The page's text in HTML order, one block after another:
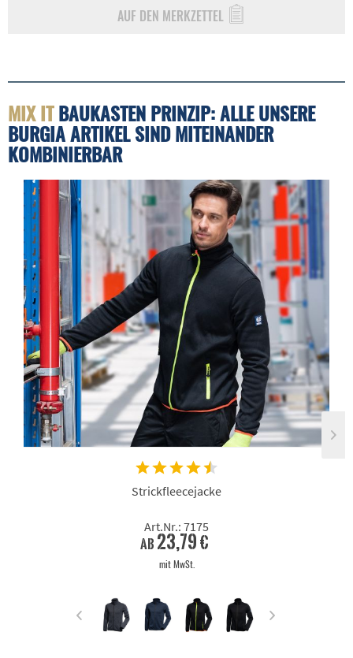
AUF DEN MERKZETTEL
MIX ITBAUKASTEN PRINZIP: ALLE UNSERE
BURGIA ARTIKEL SIND MITEINANDER
KOMBINIERBAR
Strickfleecejacke
Art.Nr.: 7175
ab 23,79 €
mit MwSt.